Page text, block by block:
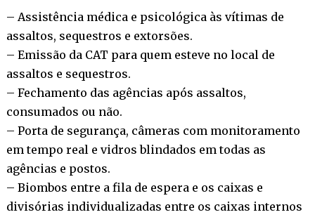
– Assistência médica e psicológica às vítimas de
assaltos, sequestros e extorsões.
– Emissão da CAT para quem esteve no local de
assaltos e sequestros.
– Fechamento das agências após assaltos,
consumados ou não.
– Porta de segurança, câmeras com monitoramento
em tempo real e vidros blindados em todas as
agências e postos.
– Biombos entre a fila de espera e os caixas e
divisórias individualizadas entre os caixas internos